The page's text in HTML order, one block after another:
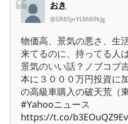
おき
@SR85jnYLMi69kJg
物価高、景気の悪さ、生
来てるのに、持ってる人
景気のいい話？ノブコ
本に３０００万円投資に
の高級車購入の破天荒（
#Yahooニュース
https://t.co/b3EOuQZ9Ev